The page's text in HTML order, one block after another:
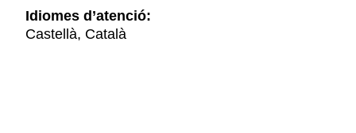
Idiomes d’atenció:
Castellà, Català